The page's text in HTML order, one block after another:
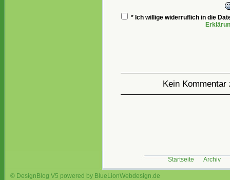
* Ich willige widerruflich in die
Kein
Startseite Archiv
© DesignBlog V5 powered by BlueLionWebdesign.de